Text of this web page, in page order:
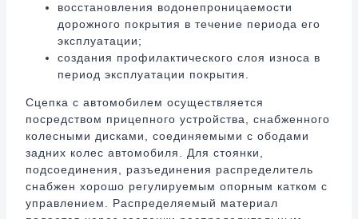
восстановления водонепроницаемости
дорожного покрытия в течение периода его
эксплуатации;
создания профилактического слоя износа в
период эксплуатации покрытия.
Сцепка с автомобилем осуществляется
посредством прицепного устройства, снабженного
колесными дисками, соединяемыми с ободами
задних колес автомобиля. Для стоянки,
подсоединения, разъединения распределитель
снабжен хорошо регулируемым опорным катком с
управлением. Распределяемый материал